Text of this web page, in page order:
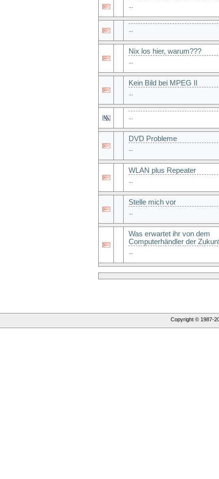
...
...
Nix los hier, warum???
...
Kein Bild bei MPEG II
...
...
DVD Probleme
...
WLAN plus Repeater
...
Stelle mich vor
...
Was erwartet ihr von dem
Computerhändler der
...
Copyright © 1987-